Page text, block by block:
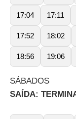
17:04 17:11
17:52 18:02
18:56 19:06
SÁBADOS
SAÍDA: